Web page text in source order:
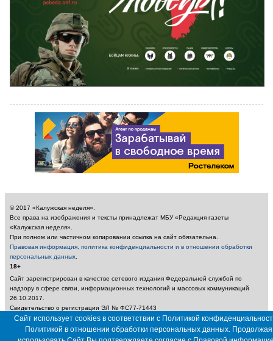
© 2017 «Калужская неделя».
Все права на изображения и тексты принадлежат МБУ «Редакция газеты
«Калужская неделя».
При полном или частичном копировании ссылка на сайт обязательна.
Правовая информация, политика конфиденциальности и в отношении обработки
персональных данных
18+
Сайт зарегистрирован в качестве сетевого издания Федеральной службой по
надзору в сфере связи, информационных технологий и массовых коммуникаций
26.10.2017.
Свидетельство о регистрации ЭЛ № ФС77-71443
Учредитель: Муниципальное бюджетное учреждение «Редакция газеты «Калужская
неделя»
Главный редактор: Амбарцумян А. Ю. / Электронный адрес редакции:
Сайт использует cookies в соответствии с Политикой
Политикой в отношении обработки персональных данных. Продолжая